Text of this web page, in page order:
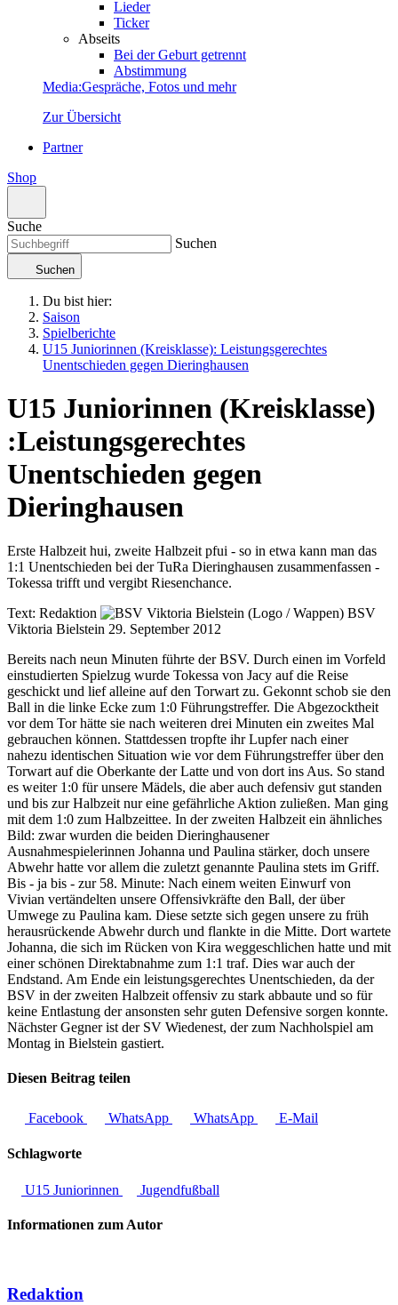
Lieder
Ticker
Abseits
Bei der Geburt getrennt
Abstimmung
Media:Gespräche, Fotos und mehr
Zur Übersicht
Partner
Shop
Suche
Suchen
Suchen
Du bist hier:
Saison
Spielberichte
U15 Juniorinnen (Kreisklasse): Leistungsgerechtes
Unentschieden gegen Dieringhausen
U15 Juniorinnen (Kreisklasse)
:Leistungsgerechtes
Unentschieden gegen
Dieringhausen
Erste Halbzeit hui, zweite Halbzeit pfui - so in etwa kann man das
1:1 Unentschieden bei der TuRa Dieringhausen zusammenfassen -
Tokessa trifft und vergibt Riesenchance.
Text: Redaktion
BSV
Viktoria Bielstein 29. September 2012
Bereits nach neun Minuten führte der BSV. Durch einen im Vorfeld
einstudierten Spielzug wurde Tokessa von Jacy auf die Reise
geschickt und lief alleine auf den Torwart zu. Gekonnt schob sie den
Ball in die linke Ecke zum 1:0 Führungstreffer. Die Abgezocktheit
vor dem Tor hätte sie nach weiteren drei Minuten ein zweites Mal
gebrauchen können. Stattdessen tropfte ihr Lupfer nach einer
nahezu identischen Situation wie vor dem Führungstreffer über den
Torwart auf die Oberkante der Latte und von dort ins Aus. So stand
es weiter 1:0 für unsere Mädels, die aber auch defensiv gut standen
und bis zur Halbzeit nur eine gefährliche Aktion zuließen. Man ging
mit dem 1:0 zum Halbzeittee. In der zweiten Halbzeit ein ähnliches
Bild: zwar wurden die beiden Dieringhausener
Ausnahmespielerinnen Johanna und Paulina stärker, doch unsere
Abwehr hatte vor allem die zuletzt genannte Paulina stets im Griff.
Bis - ja bis - zur 58. Minute: Nach einem weiten Einwurf von
Vivian vertändelten unsere Offensivkräfte den Ball, der über
Umwege zu Paulina kam. Diese setzte sich gegen unsere zu früh
herausrückende Abwehr durch und flankte in die Mitte. Dort wartete
Johanna, die sich im Rücken von Kira weggeschlichen hatte und mit
einer schönen Direktabnahme zum 1:1 traf. Dies war auch der
Endstand. Am Ende ein leistungsgerechtes Unentschieden, da der
BSV in der zweiten Halbzeit offensiv zu stark abbaute und so für
keine Entlastung der ansonsten sehr guten Defensive sorgen konnte.
Nächster Gegner ist der SV Wiedenest, der zum Nachholspiel am
Montag in Bielstein gastiert.
Diesen Beitrag teilen
Facebook WhatsApp WhatsApp E-Mail
Schlagworte
U15 Juniorinnen Jugendfußball
Informationen zum Autor
Redaktion